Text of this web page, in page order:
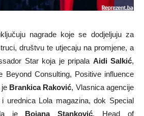
nagrade koje se dodjeljuju za
društvu te utjecaju na promjene, a
Star koja je pripala Aidi Salkić,
Beyond Consulting, Positive influence
je Brankica Raković, Vlasnica agencije
urednica Lola magazina, dok Special
je Bojana Stanković, Head of